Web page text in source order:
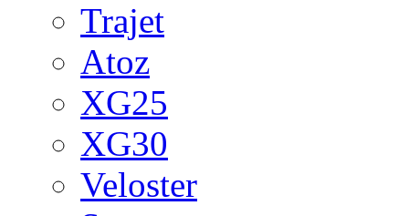
Trajet
Atoz
XG25
XG30
Veloster